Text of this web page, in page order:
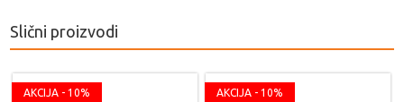
Slični proizvodi
AKCIJA - 10% AKCIJA - 10%